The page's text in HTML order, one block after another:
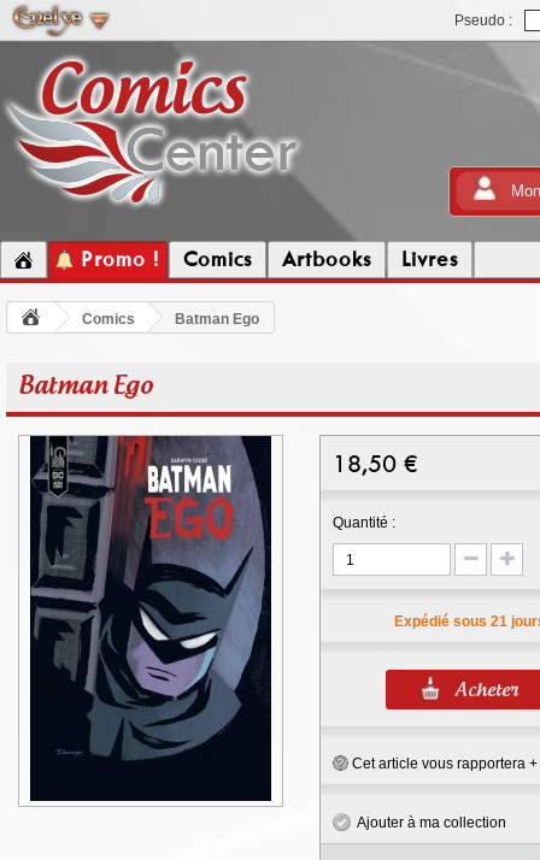
Pseudo :
Promo ! Comics Artbooks Livres
Comics Batman Ego
Batman Ego
18,50 €
Quantité :
Expédié sous 21
Cet article vous rapportera +
Ajouter à ma collection